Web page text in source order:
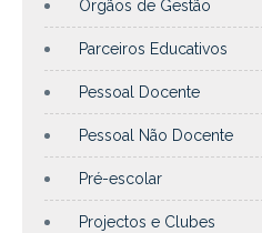
Órgãos de Gestão
Parceiros Educativos
Pessoal Docente
Pessoal Não Docente
Pré-escolar
Projectos e Clubes